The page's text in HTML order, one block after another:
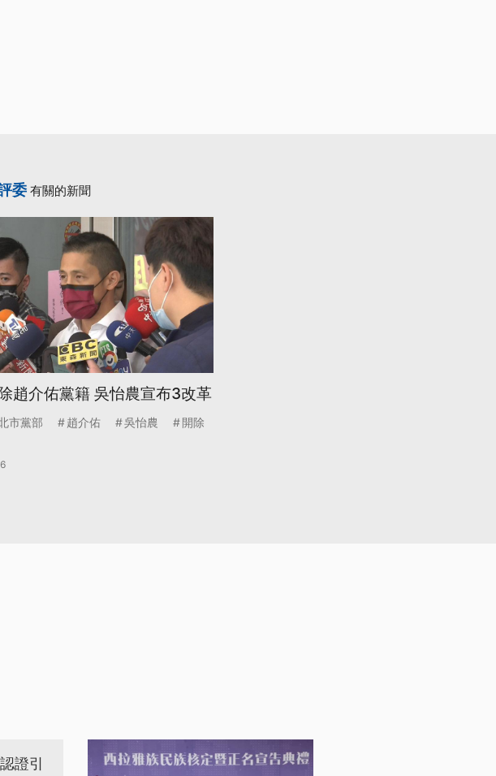
委 有關的新聞
趙介佑黨籍 吳怡農宣布3改革
市黨部 趙介佑 吳怡農
開除
證引